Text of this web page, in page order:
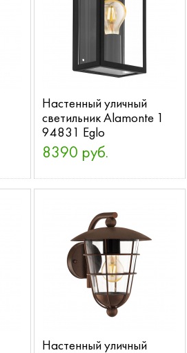
Настенный уличный
светильник Alamonte 1
94831 Eglo
8390 руб.
Настенный уличный